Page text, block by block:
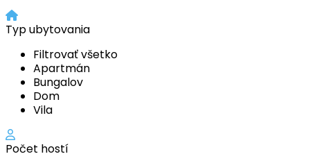
Typ ubytovania
Filtrovať všetko
Apartmán
Bungalov
Dom
Vila
Počet hostí